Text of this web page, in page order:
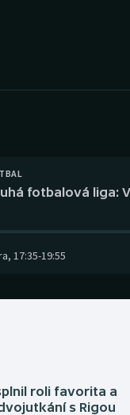
fotbalová liga:
, 17:35-19:55
roli favorita a
s Rigou